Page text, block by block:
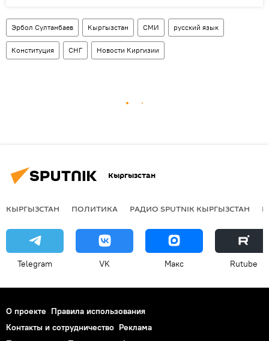
Эрбол Султанбаев Кыргызстан СМИ русский язык
Конституция СНГ Новости Киргизии
Кыргызстан
КЫРГЫЗСТАН ПОЛИТИКА РАДИО SPUTNIK КЫРГЫЗСТАН
Telegram VK Макс Rutube
О проекте Правила использования
Контакты и сотрудничество Реклама